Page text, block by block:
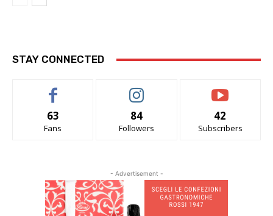
STAY CONNECTED
63
Fans
84
Followers
42
Subscribers
- Advertisement -